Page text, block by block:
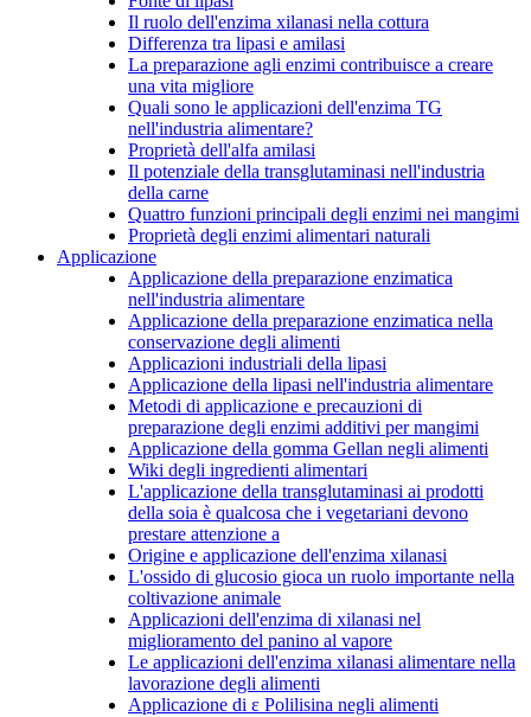
Il ruolo dell'enzima xilanasi nella cottura
Differenza tra lipasi e amilasi
La preparazione agli enzimi contribuisce a creare
una vita migliore
Quali sono le applicazioni dell'enzima TG
nell'industria alimentare?
Proprietà dell'alfa amilasi
Il potenziale della transglutaminasi nell'industria
della carne
Quattro funzioni principali degli enzimi nei mangimi
Proprietà degli enzimi alimentari naturali
Applicazione
Applicazione della preparazione enzimatica
nell'industria alimentare
Applicazione della preparazione enzimatica nella
conservazione degli alimenti
Applicazioni industriali della lipasi
Applicazione della lipasi nell'industria alimentare
Metodi di applicazione e precauzioni di
preparazione degli enzimi additivi per mangimi
Applicazione della gomma Gellan negli alimenti
Wiki degli ingredienti alimentari
L'applicazione della transglutaminasi ai prodotti
della soia è qualcosa che i vegetariani devono
prestare attenzione a
Origine e applicazione dell'enzima xilanasi
L'ossido di glucosio gioca un ruolo importante nella
coltivazione animale
Applicazioni dell'enzima di xilanasi nel
miglioramento del panino al vapore
Le applicazioni dell'enzima xilanasi alimentare nella
lavorazione degli alimenti
Applicazione di ε Polilisina negli alimenti